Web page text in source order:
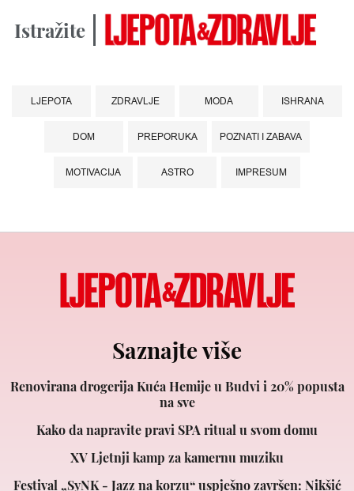
Istražite
LJEPOTA ZDRAVLJE MODA ISHRANA
DOM PREPORUKA POZNATI I ZABAVA
MOTIVACIJA ASTRO IMPRESUM
Saznajte više
Renovirana drogerija Kuća Hemije u Budvi i 20% popusta
na sve
Kako da napravite pravi SPA ritual u svom domu
XV Ljetnji kamp za kamernu muziku
Festival „SyNK - Jazz na korzu“ uspješno završen: Nikšić